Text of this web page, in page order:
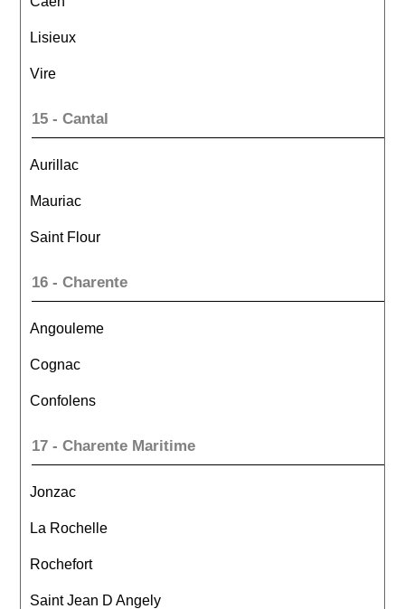
Lisieux
Vire
15 - Cantal
Aurillac
Mauriac
Saint Flour
16 - Charente
Angouleme
Cognac
Confolens
17 - Charente Maritime
Jonzac
La Rochelle
Rochefort
Saint Jean D Angely